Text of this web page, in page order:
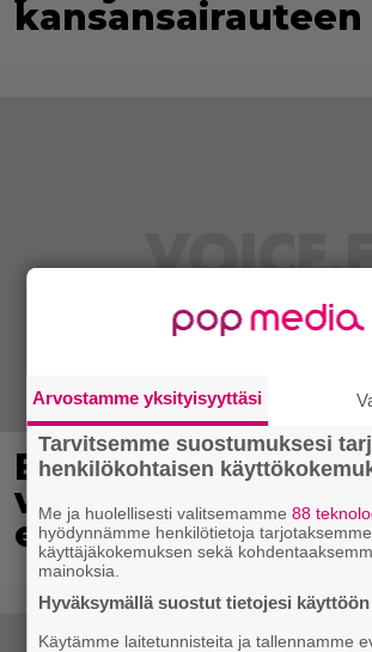
kansansairauteen
Eppu Normaalin
viimeinen
esitetään Ylellä
Arvostamme yksityisyyttäsi
Tarvitsemme suostumuksesi
henkilökohtaisen
Me ja huolellisesti valitsemamme88
hyödynnämme henkilötietoja
käyttäjäkokemuksen sekä
mainoksia.
Hyväksymällä suostut tietojesi
Käytämme laitetunnisteita ja tallennamme